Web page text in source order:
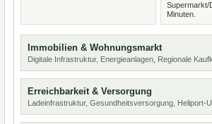
Supermarkt/
Minuten.
Immobilien & Wohnungsmarkt
Digitale Infrastruktur, Energieanlagen, Regionale
Erreichbarkeit & Versorgung
Ladeinfrastruktur, Gesundheitsversorgung, Heliport-